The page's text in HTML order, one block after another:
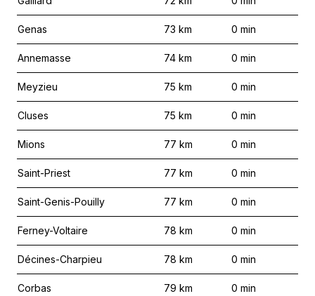
Genas 73 km 0 min
Annemasse 74 km 0 min
Meyzieu 75 km 0 min
Cluses 75 km 0 min
Mions 77 km 0 min
Saint-Priest 77 km 0 min
Saint-Genis-Pouilly 77 km 0 min
Ferney-Voltaire 78 km 0 min
Décines-Charpieu 78 km 0 min
Corbas 79 km 0 min